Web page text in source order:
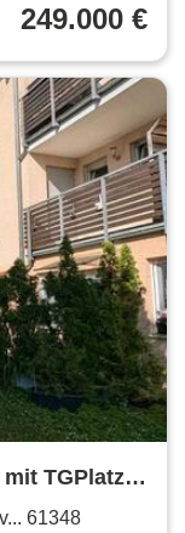
249.000 €
TGPlatz
61348